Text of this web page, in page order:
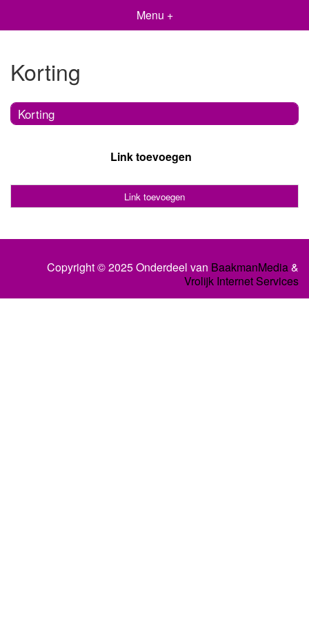
Menu +
Korting
Korting
Link toevoegen
Link toevoegen
Copyright © 2025 Onderdeel van BaakmanMedia&
Vrolijk Internet Services